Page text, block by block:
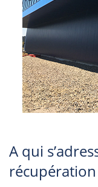
A qui
récupération